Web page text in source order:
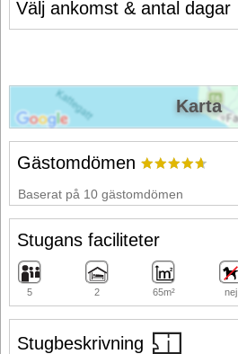
Välj ankomst & antal dagar
Stugbeskrivning
Gästomdömen
Baserat på 10 gästomdömen
Stugans faciliteter
5 2 65m² nej
Karta